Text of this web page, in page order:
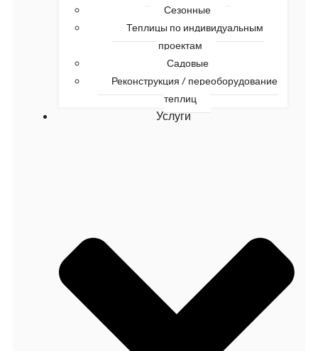
Сезонные
Теплицы по индивидуальным
проектам
Садовые
Реконструкция / переоборудование
теплиц
Услуги